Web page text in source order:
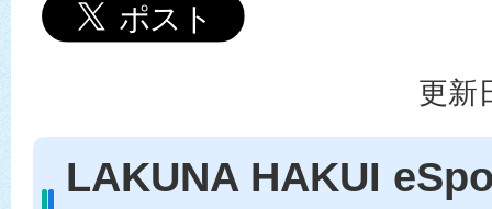
更新
LAKUNA HAKUI